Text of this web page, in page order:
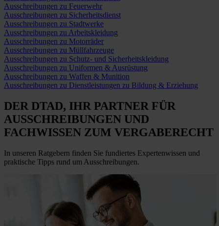
Ausschreibungen zu Feuerwehr
Ausschreibungen zu Sicherheitsdienst
Ausschreibungen zu Stadtwerke
Ausschreibungen zu Arbeitskleidung
Ausschreibungen zu Motorräder
Ausschreibungen zu Müllfahrzeuge
Ausschreibungen zu Schutz- und Sicherheitskleidung
Ausschreibungen zu Uniformen & Ausrüstung
Ausschreibungen zu Waffen & Munition
Ausschreibungen zu Dienstleistungen zu Bildung & Erziehung
DER DTAD, IHR PARTNER FÜR
AUSSCHREIBUNGEN UND
FACHWISSEN ZUM VERGABERECHT
In unseren Ratgebern finden Sie fundiertes Expertenwissen und
praktische Tipps rund um Ausschreibungen.